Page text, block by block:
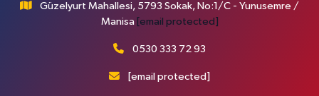
Güzelyurt Mahallesi, 5793 Sokak, No:1/C - Yunusemre /
Manisa [email protected]
0530 333 72 93
[email protected]